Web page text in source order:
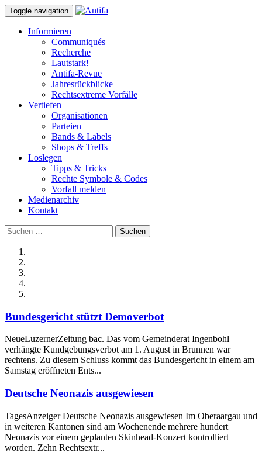
Toggle navigation
Informieren
Communiqués
Recherche
Lautstark!
Antifa-Revue
Jahresrückblicke
Rechtsextreme Vorfälle
Vertiefen
Organisationen
Parteien
Bands & Labels
Shops & Treffs
Loslegen
Tipps & Tricks
Rechte Symbole & Codes
Vorfall melden
Medienarchiv
Kontakt
Suchen
nach:
Bundesgericht stützt Demoverbot
NeueLuzernerZeitung bac. Das vom Gemeinderat Ingenbohl
verhängte Kundgebungsverbot am 1. August in Brunnen war
rechtens. Zu diesem Schluss kommt das Bundesgericht in einem am
Samstag eröffneten Ents...
Deutsche Neonazis ausgewiesen
TagesAnzeiger Deutsche Neonazis ausgewiesen Im Oberaargau und
in weiteren Kantonen sind am Wochenende mehrere hundert
Neonazis vor einem geplanten Skinhead-Konzert kontrolliert
worden. Zehn Rechtsextr...